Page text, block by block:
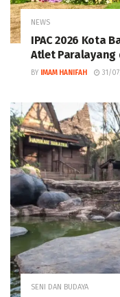
NEWS
IPAC 2026 Kota
Atlet Paralayang
BY IMAM HANIFAH 31/
SENI DAN BUDAYA